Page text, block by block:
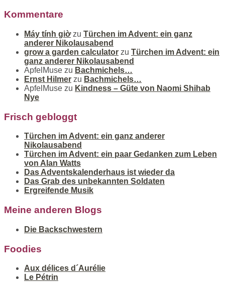
Kommentare
Máy tính giờzu Türchen im Advent: ein ganz
anderer Nikolausabend
grow a garden calculator zu Türchen im Advent: ein
ganz anderer Nikolausabend
ApfelMuse zu Bachmichels…
Ernst Hilmer zu Bachmichels…
ApfelMuse zu Kindness – Güte von Naomi Shihab
Nye
Frisch gebloggt
Türchen im Advent: ein ganz anderer
Nikolausabend
Türchen im Advent: ein paar Gedanken zum Leben
von Alan Watts
Das Adventskalenderhaus ist wieder da
Das Grab des unbekannten Soldaten
Ergreifende Musik
Meine anderen Blogs
Die Backschwestern
Foodies
Aux délices d´Aurélie
Le Pétrin